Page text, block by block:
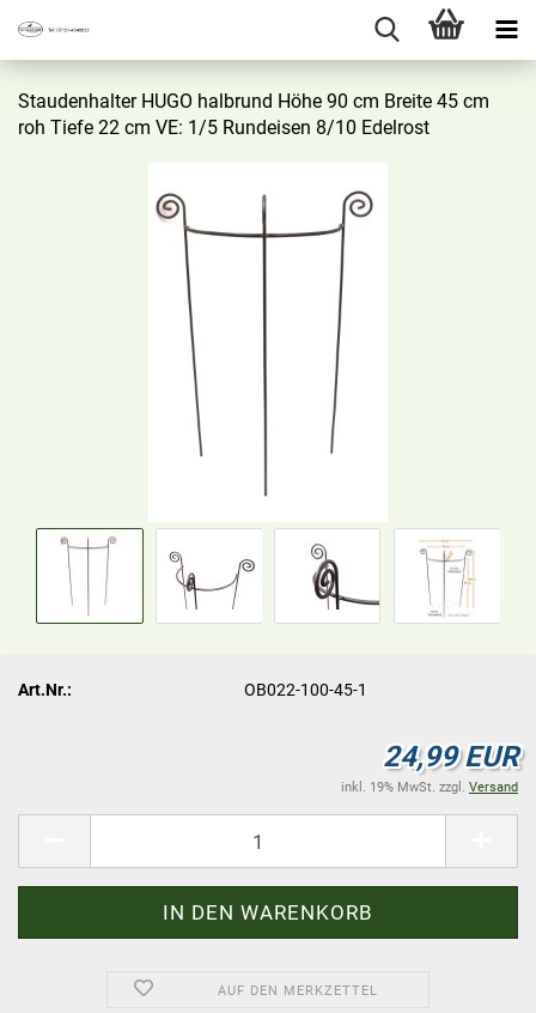
Stau­den­hal­ter HUGO halb­rund Höhe 90 cm Brei­te 45 cm
roh Tiefe 22 cm VE: 1/5 Rund­ei­sen 8/10 Edel­rost
Art.Nr.: OB022-100-45-1
24,99 EUR
inkl. 19% MwSt. zzgl. Versand
AUF DEN MERKZETTEL